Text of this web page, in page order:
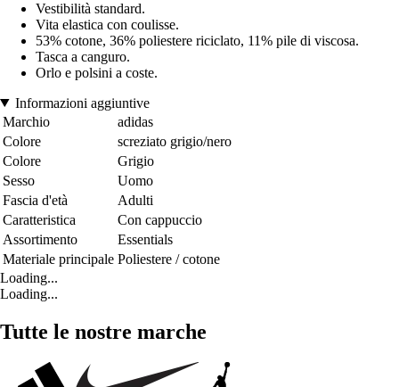
Vestibilità standard.
Vita elastica con coulisse.
53% cotone, 36% poliestere riciclato, 11% pile di viscosa.
Tasca a canguro.
Orlo e polsini a coste.
Informazioni aggiuntive
Marchio
adidas
Colore
screziato grigio/nero
Colore
Grigio
Sesso
Uomo
Fascia d'età
Adulti
Caratteristica
Con cappuccio
Assortimento
Essentials
Materiale principale Poliestere / cotone
Loading...
Loading...
Tutte le nostre marche